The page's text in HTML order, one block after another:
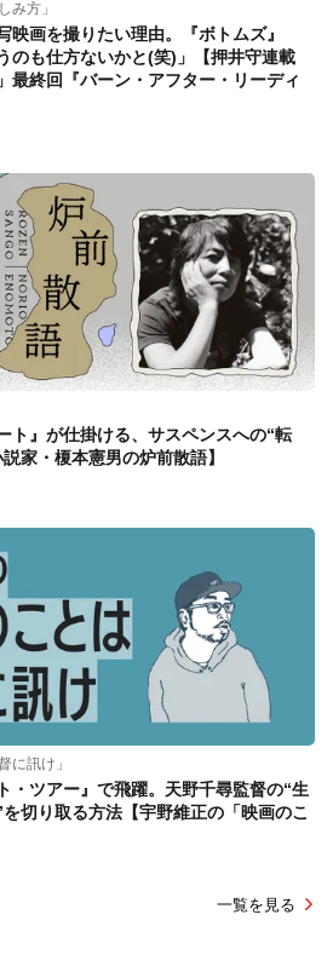
み方」
映画を撮りたい理由。『ボトムズ』
のも仕方ないかと(笑)」【押井守連載
最終回『バーン・アフター・リーディ
ト』が仕掛ける、サスペンスへの“転
家・榎本憲男の炉前散語】
に訊け」
・ツアー』で飛躍。天野千尋監督の“生
切り取る方法【宇野維正の「映画のこ
一覧を見る